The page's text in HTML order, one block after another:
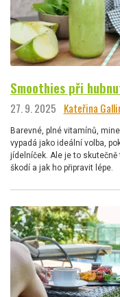
Smoothies při
27. 9. 2025 Kateřina
Barevné, plné vitamínů,
vypadá jako ideální volba,
jídelníček. Ale je to
škodí a jak ho připravit lépe.